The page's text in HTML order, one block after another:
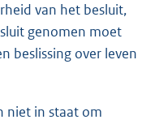
van het besluit,
genomen moet
beslissing over leven
niet in staat om